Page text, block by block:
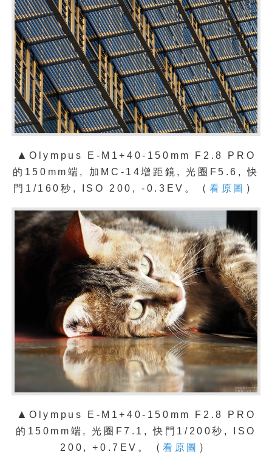
▲Olympus E-M1+40-150mm F2.8 PRO
的150mm端, 加MC-14增距鏡,
光圈F5.6, 快
門1/160秒, ISO 200, -0.3EV。
（看原圖 ）
▲Olympus E-M1+40-150mm F2.8 PRO
的150mm端, 光圈F7.1, 快門1/200秒, ISO
200, +0.7EV。
（看原圖 ）